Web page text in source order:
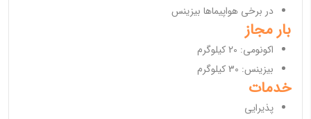
در برخی هواپیماها بیزینس
بار مجاز
اکونومی: 20 کیلوگرم
بیزینس: 30 کیلوگرم
خدمات
پذیرایی